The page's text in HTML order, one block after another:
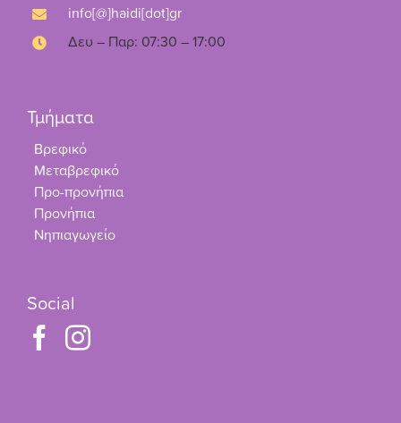
info[@]haidi[dot]gr
Δευ – Παρ: 07:30 – 17:00
Τμήματα
Βρεφικό
Μεταβρεφικό
Προ-προνήπια
Προνήπια
Νηπιαγωγείο
Social